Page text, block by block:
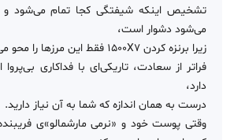
تشخیص اینکه شیفتگی کجا تمام می‌شود و
می‌شود دشوار است،
زیرا برنزه کردن 1500X7 فقط این مرزها را محو می‌کند.
فراتر از سعادت، تاریکی‌ای با فداکاری
دارد،
درست به همان اندازه که شما به آن نیاز دارید.
وقتی پوست خود و «نرمی مارشمالو»ی